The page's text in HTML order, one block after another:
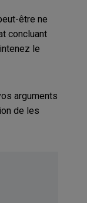
être ne
concluant
le
arguments
de les